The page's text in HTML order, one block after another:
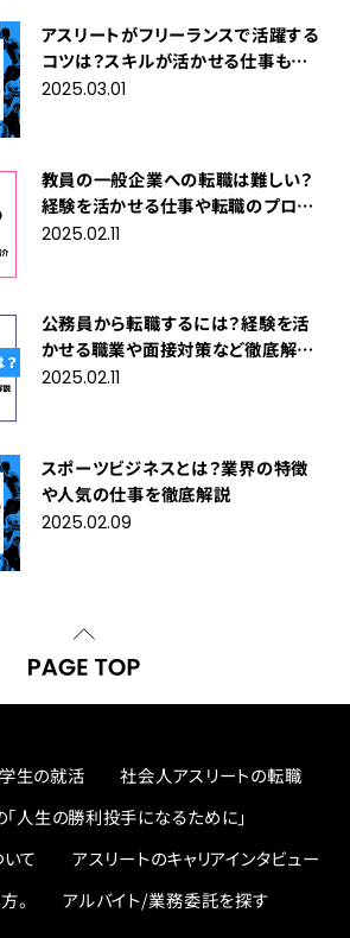
アスリートがフリーランスで活躍する
コツは？スキルが活かせる仕事も紹
介
2025.03.01
教員の一般企業への転職は難しい？
経験を活かせる仕事や転職のプロセ
スもご紹介
2025.02.11
公務員から転職するには？経験を活
かせる職業や面接対策など徹底解
説！
2025.02.11
スポーツビジネスとは？業界の特徴
や人気の仕事を徹底解説
2025.02.09
生の就活
社会人アスリートの転職
人生の勝利投手になるために」
て
アスリートのキャリアインタビュー
。
アルバイト/業務委託を探す